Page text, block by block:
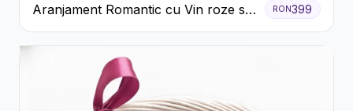
Aranjament Romantic cu Vin roze si
Flori pastel
RON399